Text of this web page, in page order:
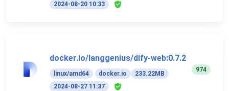
2024-08-20 10:33
docker.io/langgenius/dify-web:0.7.2
linux/amd64 docker.io
233.22MB
2024-08-27 11:37
974